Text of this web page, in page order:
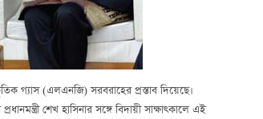
গ্যাস (এলএনজি) সরবরাহের প্রস্তাব দিয়েছে।
শেখ হাসিনার সঙ্গে বিদায়ী সাক্ষাৎকালে এই